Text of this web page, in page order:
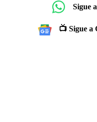
Sigue
📺 Sigue a